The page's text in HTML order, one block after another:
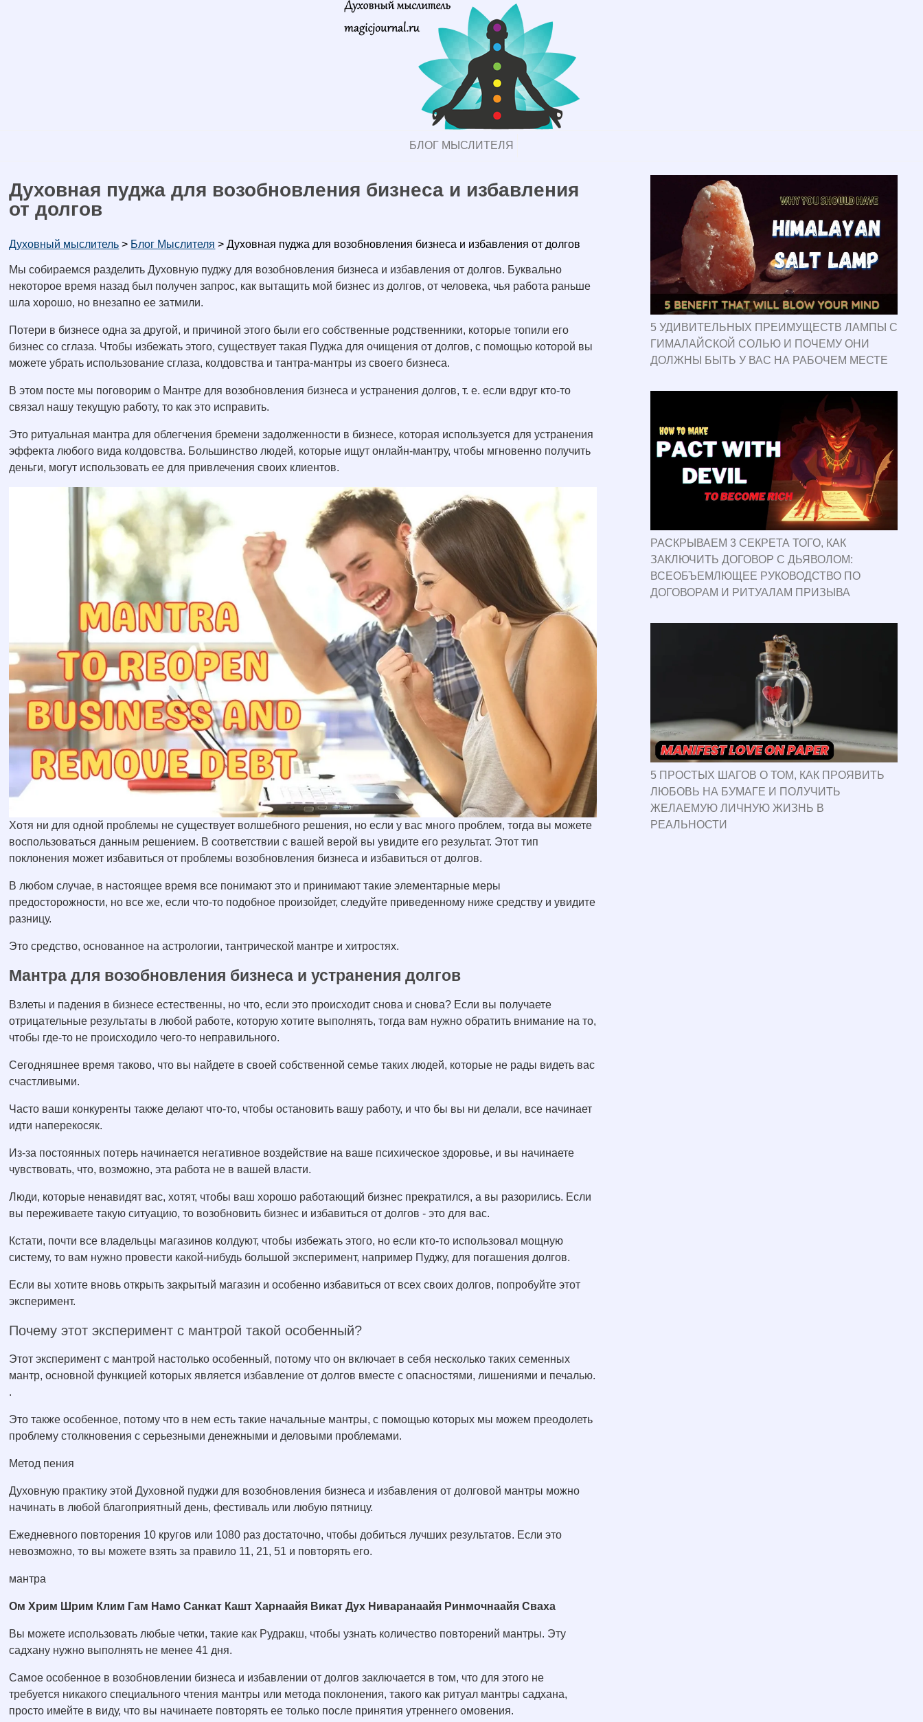
БЛОГ МЫСЛИТЕЛЯ
Духовная пуджа для возобновления бизнеса и избавления
от долгов
Духовный мыслитель > Блог Мыслителя >Духовная пуджа для возобновления бизнеса и избавления от долгов
Мы собираемся разделить Духовную пуджу для возобновления бизнеса и избавления от долгов. Буквально
некоторое время назад был получен запрос, как вытащить мой бизнес из долгов, от человека, чья работа раньше
шла хорошо, но внезапно ее затмили.
Потери в бизнесе одна за другой, и причиной этого были его собственные родственники, которые топили его
бизнес со сглаза. Чтобы избежать этого, существует такая Пуджа для очищения от долгов, с помощью которой вы
можете убрать использование сглаза, колдовства и тантра-мантры из своего бизнеса.
В этом посте мы поговорим о Мантре для возобновления бизнеса и устранения долгов, т. е. если вдруг кто-то
связал нашу текущую работу, то как это исправить.
Это ритуальная мантра для облегчения бремени задолженности в бизнесе, которая используется для устранения
эффекта любого вида колдовства. Большинство людей, которые ищут онлайн-мантру, чтобы мгновенно получить
деньги, могут использовать ее для привлечения своих клиентов.
Хотя ни для одной проблемы не существует волшебного решения, но если у вас много проблем, тогда вы можете
воспользоваться данным решением. В соответствии с вашей верой вы увидите его результат. Этот тип
поклонения может избавиться от проблемы возобновления бизнеса и избавиться от долгов.
В любом случае, в настоящее время все понимают это и принимают такие элементарные меры
предосторожности, но все же, если что-то подобное произойдет, следуйте приведенному ниже средству и увидите
разницу.
Это средство, основанное на астрологии, тантрической мантре и хитростях.
Мантра для возобновления бизнеса и устранения долгов
Взлеты и падения в бизнесе естественны, но что, если это происходит снова и снова? Если вы получаете
отрицательные результаты в любой работе, которую хотите выполнять, тогда вам нужно обратить внимание на то,
чтобы где-то не происходило чего-то неправильного.
Сегодняшнее время таково, что вы найдете в своей собственной семье таких людей, которые не рады видеть вас
счастливыми.
Часто ваши конкуренты также делают что-то, чтобы остановить вашу работу, и что бы вы ни делали, все начинает
идти наперекосяк.
Из-за постоянных потерь начинается негативное воздействие на ваше психическое здоровье, и вы начинаете
чувствовать, что, возможно, эта работа не в вашей власти.
Люди, которые ненавидят вас, хотят, чтобы ваш хорошо работающий бизнес прекратился, а вы разорились. Если
вы переживаете такую ситуацию, то возобновить бизнес и избавиться от долгов - это для вас.
Кстати, почти все владельцы магазинов колдуют, чтобы избежать этого, но если кто-то использовал мощную
систему, то вам нужно провести какой-нибудь большой эксперимент, например Пуджу, для погашения долгов.
Если вы хотите вновь открыть закрытый магазин и особенно избавиться от всех своих долгов, попробуйте этот
эксперимент.
Почему этот эксперимент с мантрой такой особенный?
Этот эксперимент с мантрой настолько особенный, потому что он включает в себя несколько таких семенных
мантр, основной функцией которых является избавление от долгов вместе с опасностями, лишениями и печалью.
.
Это также особенное, потому что в нем есть такие начальные мантры, с помощью которых мы можем преодолеть
проблему столкновения с серьезными денежными и деловыми проблемами.
Метод пения
Духовную практику этой Духовной пуджи для возобновления бизнеса и избавления от долговой мантры можно
начинать в любой благоприятный день, фестиваль или любую пятницу.
Ежедневного повторения 10 кругов или 1080 раз достаточно, чтобы добиться лучших результатов. Если это
невозможно, то вы можете взять за правило 11, 21, 51 и повторять его.
мантра
Ом Хрим Шрим Клим Гам Намо Санкат Кашт Харнаайя Викат Дух Ниваранаайя Ринмочнаайя Сваха
Вы можете использовать любые четки, такие как Рудракш, чтобы узнать количество повторений мантры. Эту
садхану нужно выполнять не менее 41 дня.
Самое особенное в возобновлении бизнеса и избавлении от долгов заключается в том, что для этого не
требуется никакого специального чтения мантры или метода поклонения, такого как ритуал мантры садхана,
просто имейте в виду, что вы начинаете повторять ее только после принятия утреннего омовения.
5 УДИВИТЕЛЬНЫХ ПРЕИМУЩЕСТВ ЛАМПЫ С
ГИМАЛАЙСКОЙ СОЛЬЮ И ПОЧЕМУ ОНИ
ДОЛЖНЫ БЫТЬ У ВАС НА РАБОЧЕМ МЕСТЕ
РАСКРЫВАЕМ 3 СЕКРЕТА ТОГО, КАК
ЗАКЛЮЧИТЬ ДОГОВОР С ДЬЯВОЛОМ:
ВСЕОБЪЕМЛЮЩЕЕ РУКОВОДСТВО ПО
ДОГОВОРАМ И РИТУАЛАМ ПРИЗЫВА
5 ПРОСТЫХ ШАГОВ О ТОМ, КАК ПРОЯВИТЬ
ЛЮБОВЬ НА БУМАГЕ И ПОЛУЧИТЬ
ЖЕЛАЕМУЮ ЛИЧНУЮ ЖИЗНЬ В
РЕАЛЬНОСТИ